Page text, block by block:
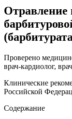
Проверено
врач-кардиолог,
Клинические
Российской
Содержание